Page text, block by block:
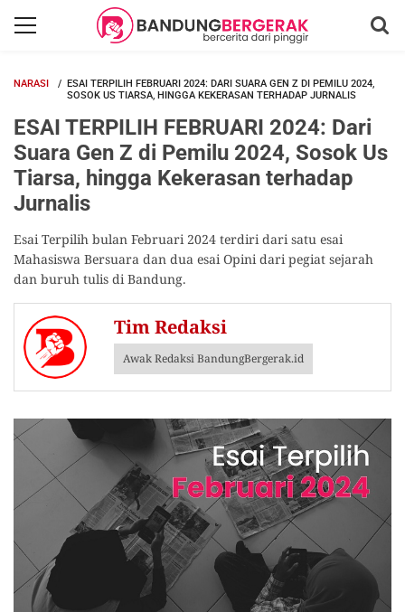
NARASI
ESAI TERPILIH FEBRUARI 2024: DARI SUARA GEN Z DI PEMILU 2024,
SOSOK US TIARSA, HINGGA KEKERASAN TERHADAP JURNALIS
ESAI TERPILIH FEBRUARI 2024: Dari
Suara Gen Z di Pemilu 2024, Sosok Us
Tiarsa, hingga Kekerasan terhadap
Jurnalis
Esai Terpilih bulan Februari 2024 terdiri dari satu esai
Mahasiswa Bersuara dan dua esai Opini dari pegiat sejarah
dan buruh tulis di Bandung.
Tim Redaksi
Awak Redaksi BandungBergerak.id